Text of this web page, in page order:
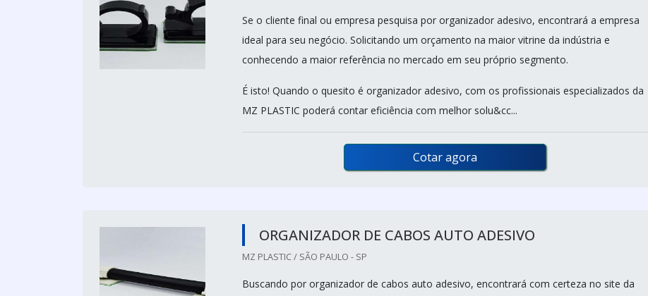
Se o cliente final ou empresa pesquisa por organizador adesivo, encontrará a empresa
ideal para seu negócio. Solicitando um orçamento na maior vitrine da indústria e
conhecendo a maior referência no mercado em seu próprio segmento.
É isto! Quando o quesito é organizador adesivo, com os profissionais especializados da
MZ PLASTIC poderá contar eficiência com melhor solu&cc...
Cotar agora
ORGANIZADOR DE CABOS AUTO ADESIVO
MZ PLASTIC / SÃO PAULO - SP
Buscando por organizador de cabos auto adesivo, encontrará com certeza no site da